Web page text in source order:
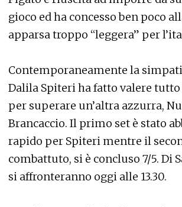
gioco ed ha concesso ben poco
apparsa troppo “leggera” per
Contemporaneamente la
Dalila Spiteri ha fatto valere
per superare un’altra azzurra,
Brancaccio. Il primo set è stato
rapido per Spiteri mentre il
combattuto, si è concluso 7/5. Di
si affronteranno oggi alle 13.30.